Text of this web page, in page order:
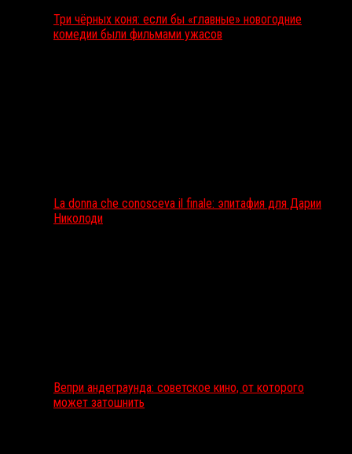
Три чёрных коня: если бы «главные» новогодние
комедии были фильмами ужасов
La donna che conosceva il finale: эпитафия для Дарии
Николоди
Вепри андеграунда: советское кино, от которого
может затошнить